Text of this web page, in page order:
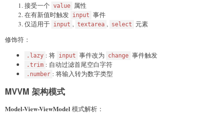
接受一个 value
属性
在有新值时触发 input 事件
仅适用于 input , textarea , select
元素
修饰符：
.lazy : 将 input 事件改为 change 事件触发
.trim : 自动过滤首尾空白字符
.number : 将输入转为数字类型
MVVM 架构模式
Model-View-ViewModel 模式解析：